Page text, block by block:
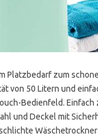
Platzbedarf zum
von 50 Litern und
Bedienfeld. Einfach
und Deckel mit